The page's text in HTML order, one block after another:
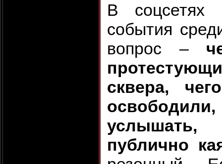
В соцсетях
события
вопрос –
сквера,
публично